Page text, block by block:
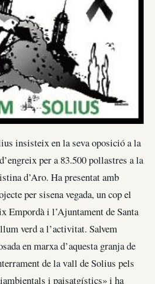
insisteix en la seva oposició a la
per a 83.500 pollastres a la
d’Aro. Ha presentat amb
per sisena vegada, un cop el
Empordà i l’Ajuntament de Santa
verd a l’activitat. Salvem
en marxa d’aquesta granja de
de la vall de Solius pels
i paisatgístics» i ha